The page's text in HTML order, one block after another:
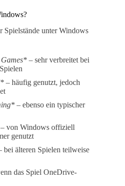
Spielstände unter Windows
– sehr verbreitet bei
– häufig genutzt, jedoch
– ebenso ein typischer
– von Windows offiziell
genutzt
bei älteren Spielen teilweise
das Spiel OneDrive-